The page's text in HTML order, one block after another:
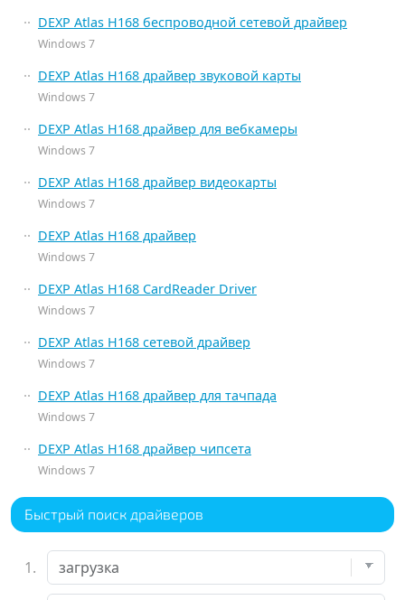
DEXP Atlas H168 беспроводной сетевой драйвер
Windows 7
DEXP Atlas H168 драйвер звуковой карты
Windows 7
DEXP Atlas H168 драйвер для вебкамеры
Windows 7
DEXP Atlas H168 драйвер видеокарты
Windows 7
DEXP Atlas H168 драйвер
Windows 7
DEXP Atlas H168 CardReader Driver
Windows 7
DEXP Atlas H168 сетевой драйвер
Windows 7
DEXP Atlas H168 драйвер для тачпада
Windows 7
DEXP Atlas H168 драйвер чипсета
Windows 7
Быстрый поиск драйверов
1.